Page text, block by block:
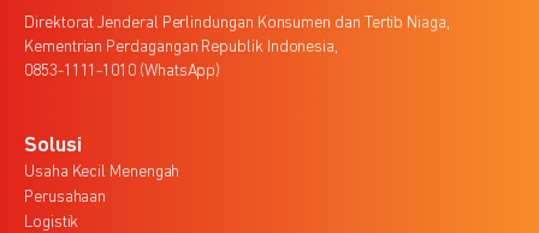
Direktorat Jenderal Perlindungan Konsumen dan Tertib Niaga,
Kementrian Perdagangan Republik Indonesia,
0853-1111-1010 (WhatsApp)
Solusi
Usaha Kecil Menengah
Perusahaan
Logistik